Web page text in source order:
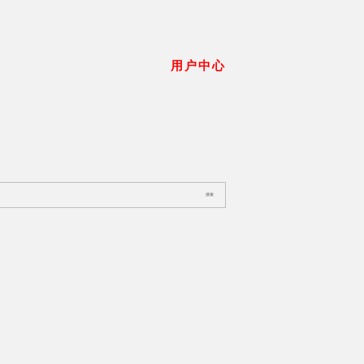
用户中心
搜索